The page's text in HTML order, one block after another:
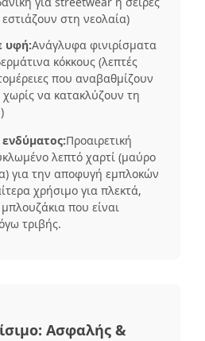
στη νεολαία)
υφή:Ανάγλυφα φινιρίσματα
κόκκους (λεπτές
που αναβαθμίζουν
να κατακλύζουν τη
Προαιρετική
λεπτό χαρτί (μαύρο
για την αποφυγή εμπλοκών
χρήσιμο για πλεκτά,
που είναι
τριβής.
Ασφαλής &